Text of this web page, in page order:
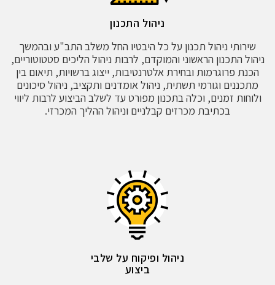
ניהול התכנון
שירותי ניהול תכנון על כל היבטיו החל משלב התב"ע ובהמשך
ניהול התכנון הראשוני והמוקדם, לרבות ניהול הליכים סטטוטוריים,
הכנת פרוגרמות ובחירת אלטרנטיבות, ייצוג ברשויות, תיאום בין
מתכננים וגורמי תשתית, ניהול אומדנים ותקציב, ניהול סיכונים
ולוחות זמנים, וכלה בתכנון מפורט עד לשלב הביצוע לרבות ליווי
בכתיבת מכרזים קבלניים וניהול ההליך המכרזי.
ניהול ופיקוח על שלבי
ביצוע